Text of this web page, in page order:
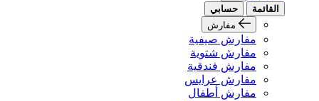
القائمة
حسابي
مفارش
مفارش صيفية
مفارش شتوية
مفارش فندقية
مفارش عرايس
مفارش أطفال